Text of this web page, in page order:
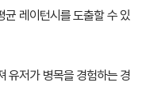
균 레이턴시를 도출할 수 있
유저가 병목을 경험하는 경